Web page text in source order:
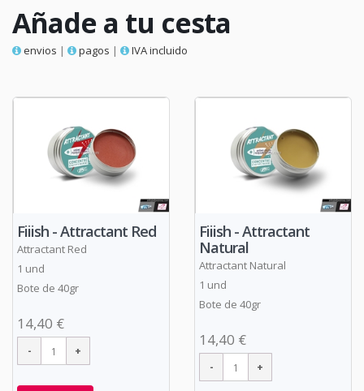
Añade a tu cesta
envios | pagos | IVA incluido
Fiiish - Attractant Red
Attractant Red
1 und
Bote de 40gr
14,40 €
Fiiish - Attractant
Natural
Attractant Natural
1 und
Bote de 40gr
14,40 €